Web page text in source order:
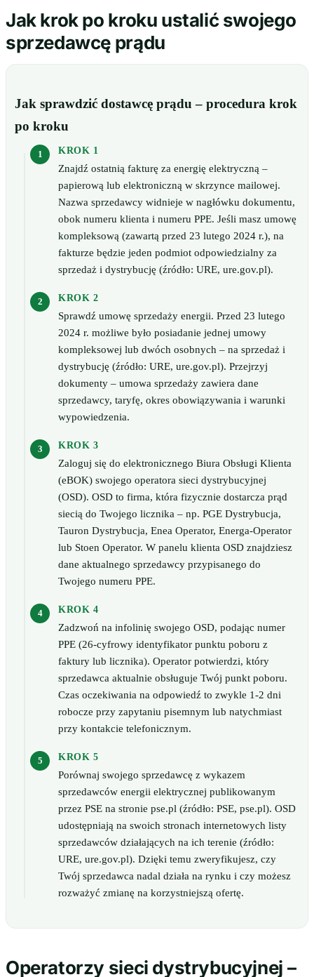
Jak krok po kroku ustalić swojego
sprzedawcę prądu
Jak sprawdzić dostawcę prądu – procedura krok
po kroku
KROK 1
Znajdź ostatnią fakturę za energię elektryczną –
papierową lub elektroniczną w skrzynce mailowej.
Nazwa sprzedawcy widnieje w nagłówku dokumentu,
obok numeru klienta i numeru PPE. Jeśli masz umowę
kompleksową (zawartą przed 23 lutego 2024 r.), na
fakturze będzie jeden podmiot odpowiedzialny za
sprzedaż i dystrybucję (źródło: URE, ure.gov.pl).
KROK 2
Sprawdź umowę sprzedaży energii. Przed 23 lutego
2024 r. możliwe było posiadanie jednej umowy
kompleksowej lub dwóch osobnych – na sprzedaż i
dystrybucję (źródło: URE, ure.gov.pl). Przejrzyj
dokumenty – umowa sprzedaży zawiera dane
sprzedawcy, taryfę, okres obowiązywania i warunki
wypowiedzenia.
KROK 3
Zaloguj się do elektronicznego Biura Obsługi Klienta
(eBOK) swojego operatora sieci dystrybucyjnej
(OSD). OSD to firma, która fizycznie dostarcza prąd
siecią do Twojego licznika – np. PGE Dystrybucja,
Tauron Dystrybucja, Enea Operator, Energa-Operator
lub Stoen Operator. W panelu klienta OSD znajdziesz
dane aktualnego sprzedawcy przypisanego do
Twojego numeru PPE.
KROK 4
Zadzwoń na infolinię swojego OSD, podając numer
PPE (26-cyfrowy identyfikator punktu poboru z
faktury lub licznika). Operator potwierdzi, który
sprzedawca aktualnie obsługuje Twój punkt poboru.
Czas oczekiwania na odpowiedź to zwykle 1-2 dni
robocze przy zapytaniu pisemnym lub natychmiast
przy kontakcie telefonicznym.
KROK 5
Porównaj swojego sprzedawcę z wykazem
sprzedawców energii elektrycznej publikowanym
przez PSE na stronie pse.pl (źródło: PSE, pse.pl). OSD
udostępniają na swoich stronach internetowych listy
sprzedawców działających na ich terenie (źródło:
URE, ure.gov.pl). Dzięki temu zweryfikujesz, czy
Twój sprzedawca nadal działa na rynku i czy możesz
rozważyć zmianę na korzystniejszą ofertę.
Operatorzy sieci dystrybucyjnej –